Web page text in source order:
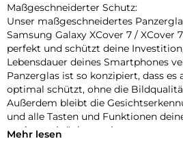
Maßgeschneiderter Schutz:
Unser maßgeschneidertes
Samsung Galaxy XCover 7 / XCover
perfekt und schützt deine
Lebensdauer deines Smartphones
Panzerglas ist so konzipiert, dass es
optimal schützt, ohne die
Außerdem bleibt die
und alle Tasten und Funktionen
uneingeschränkt nutzbar.
Mehr lesen